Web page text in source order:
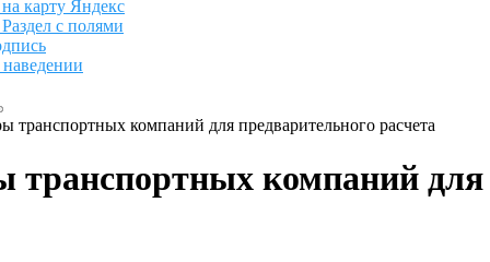
карту Яндекс
с полями
транспортных компаний для предварительного расчета
транспортных компаний для